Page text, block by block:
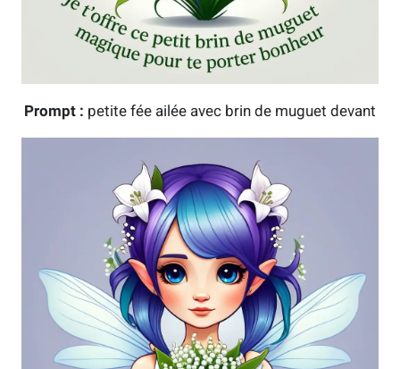
Prompt : petite fée ailée avec brin de muguet devant